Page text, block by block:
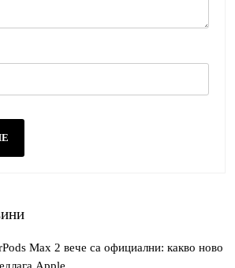
Max 2 вече са официални: какво ново